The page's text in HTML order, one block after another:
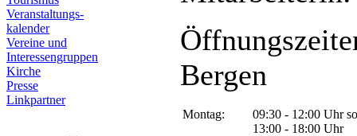
Veranstaltungs-
kalender
Vereine und
Interessen­gruppen
Kirche
Presse
Linkpartner
Bergen
Montag:
09:30 - 12:00 Uhr
13:00 - 18:00 Uhr